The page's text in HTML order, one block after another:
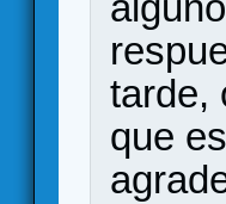
tarde,
que